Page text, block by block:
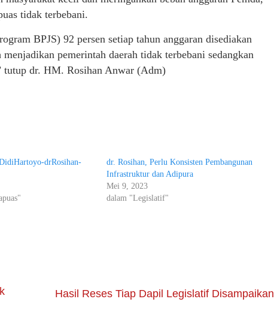
tidak terbebani.
BPJS) 92 persen setiap tahun anggaran disediakan
pemerintah daerah tidak terbebani sedangkan
tutup dr. HM. Rosihan Anwar (Adm)
drRosihan-
dr. Rosihan, Perlu Konsisten Pembangunan
Infrastruktur dan Adipura
Mei 9, 2023
dalam "Legislatif"
Hasil Reses Tiap Dapil Legislatif Disampaikan